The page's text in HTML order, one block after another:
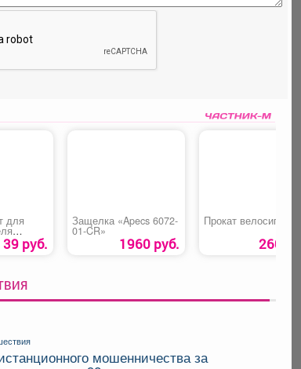
для
209 №1»
39 руб.
Защелка «Apecs 6072-
01-CR»
1960 руб.
Прокат велосипеда
260
мошенничества за